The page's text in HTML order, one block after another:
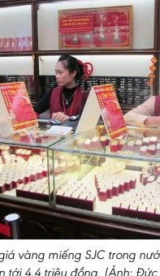
vàng miếng SJC trong
tới 4,4 triệu đồng. (Ảnh: